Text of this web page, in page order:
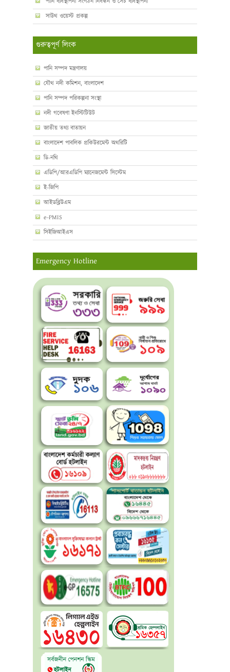
সাউথ ওয়েস্ট প্রকল্প
গুরুত্বপূর্ণ লিংক
পানি সম্পদ মন্ত্রণালয়
যৌথ নদী কমিশন, বাংলাদেশ
পানি সম্পদ পরিকল্পনা সংস্থা
নদী গবেষণা ইনস্টিটিউট
জাতীয় তথ্য বাতায়ন
বাংলাদেশ পাবলিক প্রকিউরমেন্ট অথরিটি
ডি-নথি
এডিপি/আরএডিপি ম্যানেজমেন্ট সিস্টেম
ই-জিপি
আইডব্লিউএম
e-PMIS
সিইজিআইএস
Emergency Hotline